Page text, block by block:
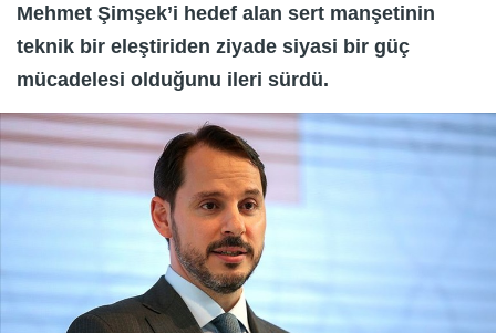
Mehmet Şimşek’i hedef alan sert manşetinin
teknik bir eleştiriden ziyade siyasi bir güç
mücadelesi olduğunu ileri sürdü.